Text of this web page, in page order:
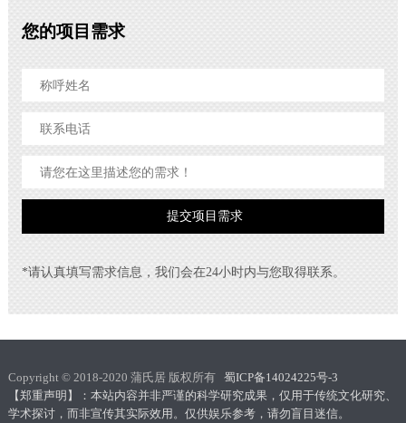
您的项目需求
*请认真填写需求信息，我们会在24小时内与您取得联系。
Copyright © 2018-2020 蒲氏居 版权所有 蜀ICP备14024225号-3
【郑重声明】：本站内容并非严谨的科学研究成果，仅用于传统文化研究、
学术探讨，而非宣传其实际效用。仅供娱乐参考，请勿盲目迷信。